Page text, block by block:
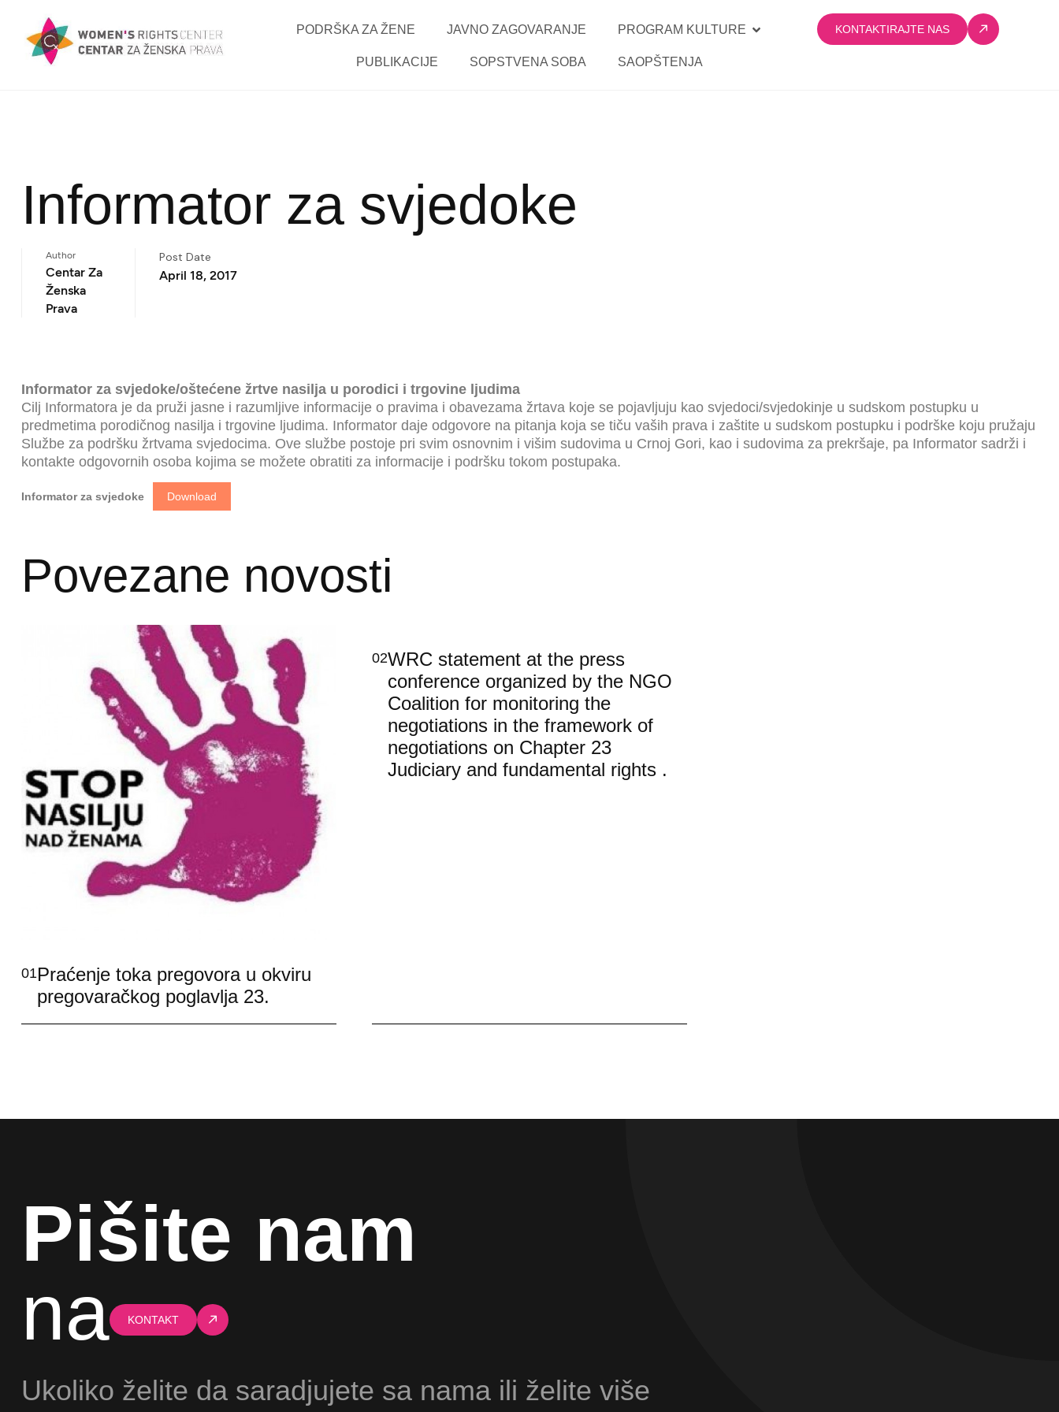
PODRŠKA ZA ŽENE JAVNO ZAGOVARANJE PROGRAM KULTURE
PUBLIKACIJE SOPSTVENA SOBA SAOPŠTENJA
KONTAKTIRAJTE NAS
Informator za svjedoke
Author
Centar Za
Ženska
Prava
Post Date
April 18, 2017
Informator za svjedoke/oštećene žrtve nasilja u porodici i trgovine ljudima
Cilj Informatora je da pruži jasne i razumljive informacije o pravima i obavezama žrtava koje se pojavljuju kao svjedoci/svjedokinje u sudskom postupku u
predmetima porodičnog nasilja i trgovine ljudima. Informator daje odgovore na pitanja koja se tiču vaših prava i zaštite u sudskom postupku i podrške koju pružaju
Službe za podršku žrtvama svjedocima. Ove službe postoje pri svim osnovnim i višim sudovima u Crnoj Gori, kao i sudovima za prekršaje, pa Informator sadrži i
kontakte odgovornih osoba kojima se možete obratiti za informacije i podršku tokom postupaka.
Informator za svjedoke Download
Povezane novosti
01Praćenje toka pregovora u okviru
pregovaračkog poglavlja 23.
02WRC statement at the press
conference organized by the NGO
Coalition for monitoring the
negotiations in the framework of
negotiations on Chapter 23
Judiciary and fundamental rights .
Pišite nam
na
KONTAKT
Ukoliko želite da saradjujete sa nama ili želite više